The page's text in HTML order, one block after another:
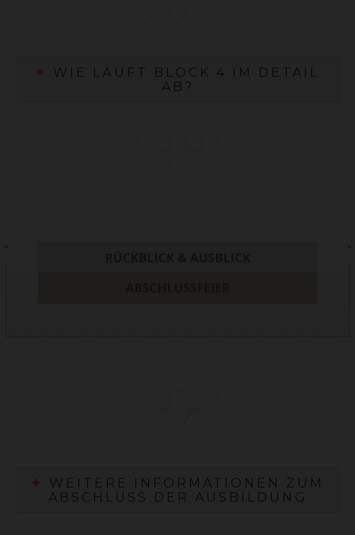
+
WIE LÄUFT BLOCK 4 IM DETAIL
AB?
+
WEITERE INFORMATIONEN ZUM
ABSCHLUSS DER AUSBILDUNG